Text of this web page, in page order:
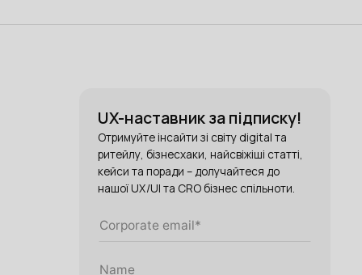
UX-наставник за підписку!
Отримуйте інсайти зі світу digital та
ритейлу, бізнесхаки, найсвіжіші статті,
кейси та поради – долучайтеся до
нашої UX/UI та CRO бізнес спільноти.